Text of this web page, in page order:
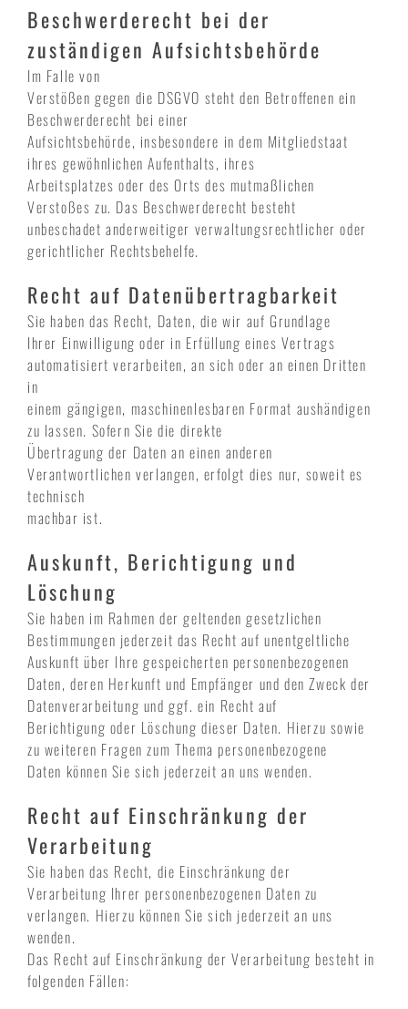
Beschwerde­recht bei der
zuständigen Aufsichts­behörde
Im Falle von
Verstößen gegen die DSGVO steht den Betroffenen ein
Beschwerderecht bei einer
Aufsichtsbehörde, insbesondere in dem Mitgliedstaat
ihres gewöhnlichen Aufenthalts, ihres
Arbeitsplatzes oder des Orts des mutmaßlichen
Verstoßes zu. Das Beschwerderecht besteht
unbeschadet anderweitiger verwaltungsrechtlicher oder
gerichtlicher Rechtsbehelfe.
Recht auf Daten­übertrag­barkeit
Sie haben das Recht, Daten, die wir auf Grundlage
Ihrer Einwilligung oder in Erfüllung eines Vertrags
automatisiert verarbeiten, an sich oder an einen Dritten
in
einem gängigen, maschinenlesbaren Format aushändigen
zu lassen. Sofern Sie die direkte
Übertragung der Daten an einen anderen
Verantwortlichen verlangen, erfolgt dies nur, soweit es
technisch
machbar ist.
Auskunft, Berichtigung und
Löschung
Sie haben im Rahmen der geltenden gesetzlichen
Bestimmungen jederzeit das Recht auf unentgeltliche
Auskunft über Ihre gespeicherten personenbezogenen
Daten, deren Herkunft und Empfänger und den Zweck der
Datenverarbeitung und ggf. ein Recht auf
Berichtigung oder Löschung dieser Daten. Hierzu sowie
zu weiteren Fragen zum Thema personenbezogene
Daten können Sie sich jederzeit an uns wenden.
Recht auf Einschränkung der
Verarbeitung
Sie haben das Recht, die Einschränkung der
Verarbeitung Ihrer personenbezogenen Daten zu
verlangen. Hierzu können Sie sich jederzeit an uns
wenden.
Das Recht auf Einschränkung der Verarbeitung besteht in
folgenden Fällen: